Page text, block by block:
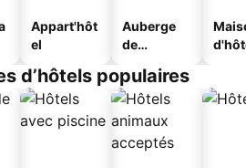
Appart'hôt
el
Auberge
de
d’hôtels populaires